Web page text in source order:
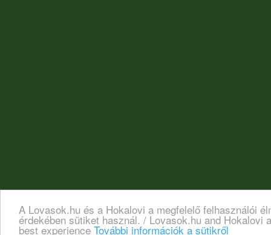
A Lovasok.hu és a Hokalovi a megfelelő felhasználói
érdekében sütiket használ. / Lovasok.hu and Hokalovi
best experience További információk a sütikről